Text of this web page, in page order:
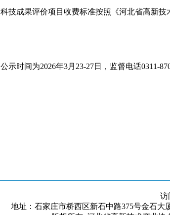
科技成果评价项目收费标准按照《河北省高新技
公示时间为2026年3月 23-27日，监督电话0311-
访
地址：石家庄市桥西区新石中路375号金石大